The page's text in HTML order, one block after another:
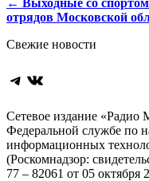
Навигация
по
записям
отрядов Московской
Свежие новости
Telegram
ВКонтакте
Сетевое издание «Радио
Федеральной службе по
информационных
(Роскомнадзор:
77 – 82061 от 05 октября